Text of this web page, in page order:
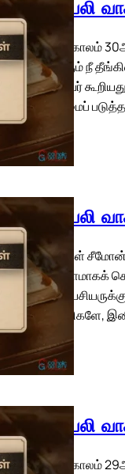
பொதுக்காலம்
யாருக்கும் நீ
ஆண்டவர்
கொடுமைப்
புனிதர்கள்
அடித்தளமாகக்
பவுல்
சகோதரிகளே,
பொதுக்காலம்